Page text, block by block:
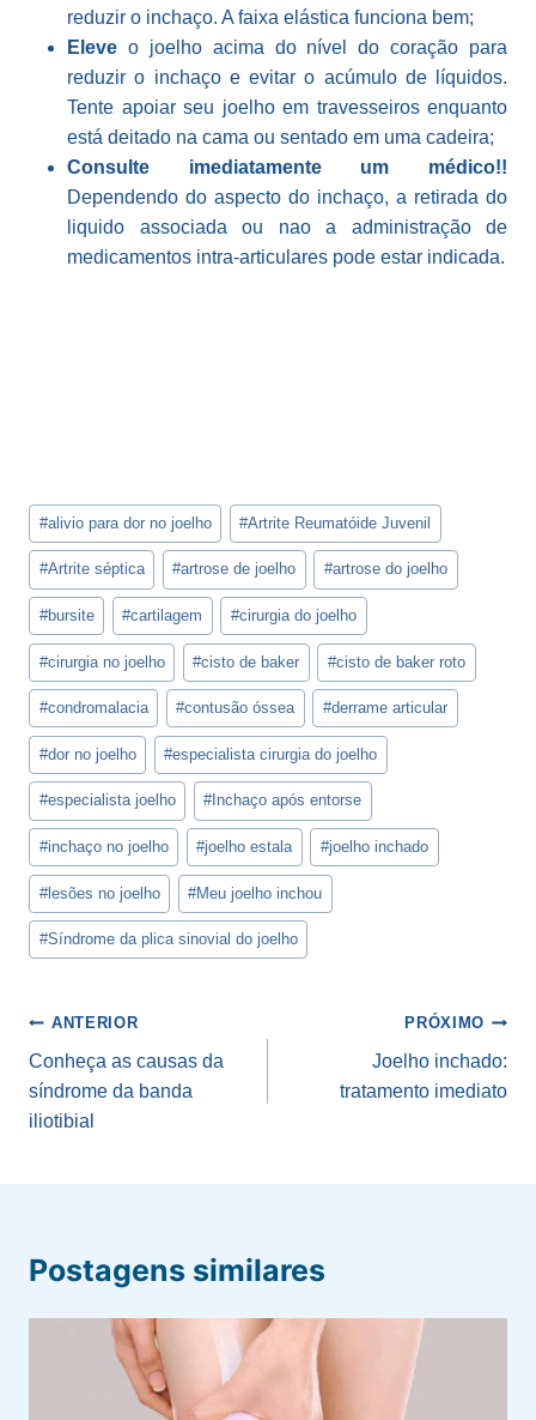
reduzir o inchaço. A faixa elástica funciona bem;
Eleve o joelho acima do nível do coração para
reduzir o inchaço e evitar o acúmulo de líquidos.
Tente apoiar seu joelho em travesseiros enquanto
está deitado na cama ou sentado em uma cadeira;
Consulte imediatamente um médico!!
Dependendo do aspecto do inchaço, a retirada do
liquido associada ou nao a administração de
medicamentos intra-articulares pode estar indicada.
Tags
do
Post:
#alivio para dor no joelho #Artrite Reumatóide Juvenil
#Artrite séptica #artrose de joelho #artrose do joelho
#bursite #cartilagem #cirurgia do joelho
#cirurgia no joelho #cisto de baker #cisto de baker roto
#condromalacia #contusão óssea #derrame articular
#dor no joelho #especialista cirurgia do joelho
#especialista joelho #Inchaço após entorse
#inchaço no joelho #joelho estala #joelho inchado
#lesões no joelho #Meu joelho inchou
#Síndrome da plica sinovial do joelho
Navegação
de
Post
ANTERIOR
Conheça as causas da
síndrome da banda
iliotibial
PRÓXIMO
Joelho inchado:
tratamento imediato
Postagens similares